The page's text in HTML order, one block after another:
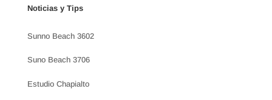
Noticias y Tips
Sunno Beach 3602
Suno Beach 3706
Estudio Chapialto